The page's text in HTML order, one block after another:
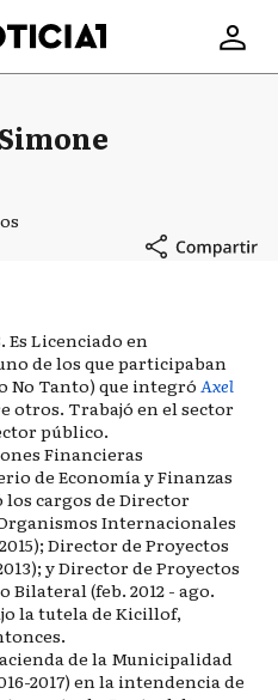
Es Licenciado en
de los que participaban
No Tanto) que integróAxel
otros. Trabajó en el sector
público.
Financieras
de Economía y Finanzas
los cargos de Director
Internacionales
Director de Proyectos
y Director de Proyectos
(feb. 2012 - ago.
la tutela de Kicillof,
de la Municipalidad
2017) en la intendencia de